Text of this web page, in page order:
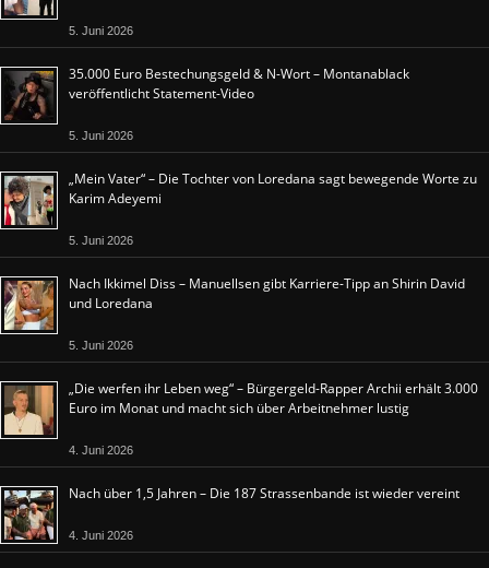
5. Juni 2026
35.000 Euro Bestechungsgeld & N-Wort – Montanablack
veröffentlicht Statement-Video
5. Juni 2026
„Mein Vater“ – Die Tochter von Loredana sagt bewegende Worte zu
Karim Adeyemi
5. Juni 2026
Nach Ikkimel Diss – Manuellsen gibt Karriere-Tipp an Shirin David
und Loredana
5. Juni 2026
„Die werfen ihr Leben weg“ – Bürgergeld-Rapper Archii erhält 3.000
Euro im Monat und macht sich über Arbeitnehmer lustig
4. Juni 2026
Nach über 1,5 Jahren – Die 187 Strassenbande ist wieder vereint
4. Juni 2026